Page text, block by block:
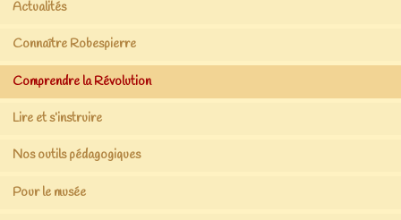
Actualités
Connaître Robespierre
Comprendre la Révolution
Lire et s’instruire
Nos outils pédagogiques
Pour le musée